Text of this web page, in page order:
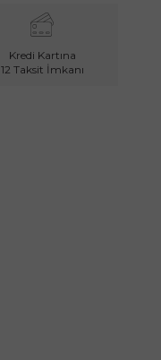
Kredi Kartına
12 Taksit İmkanı